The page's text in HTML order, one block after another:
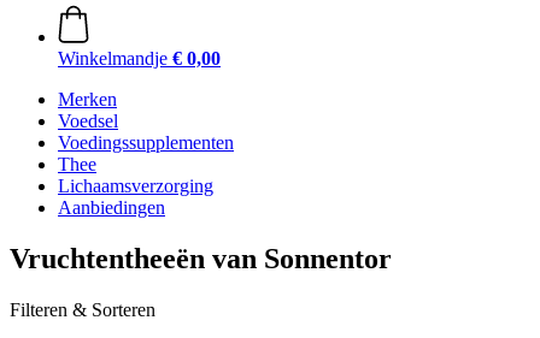
Winkelmandje € 0,00
Merken
Voedsel
Voedingssupplementen
Thee
Lichaamsverzorging
Aanbiedingen
Vruchtentheeën van Sonnentor
Filteren & Sorteren